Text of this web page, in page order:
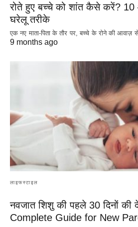
रोते हुए बच्चे को शांत कैसे करें?
घरेलू तरीके
एक नए माता-पिता के तौर पर, बच्चे के रोने की आवाज़
9 months ago
लाइफस्टाइल
नवजात शिशु की पहले 30 दिनों
Complete Guide for New